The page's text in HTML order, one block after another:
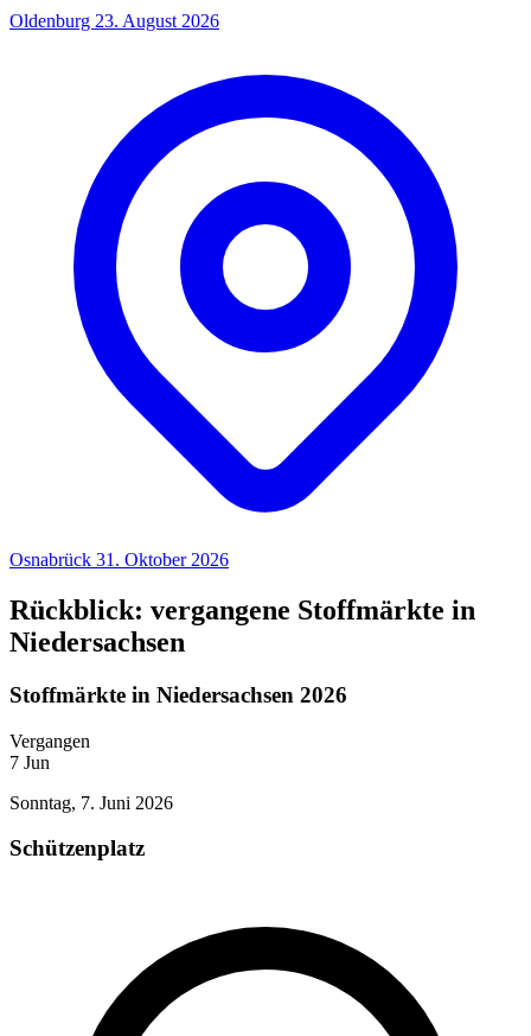
Oldenburg 23. August 2026
Osnabrück 31. Oktober 2026
Rückblick: vergangene Stoffmärkte in
Niedersachsen
Stoffmärkte in Niedersachsen 2026
Vergangen
7 Jun
Sonntag, 7. Juni 2026
Schützenplatz